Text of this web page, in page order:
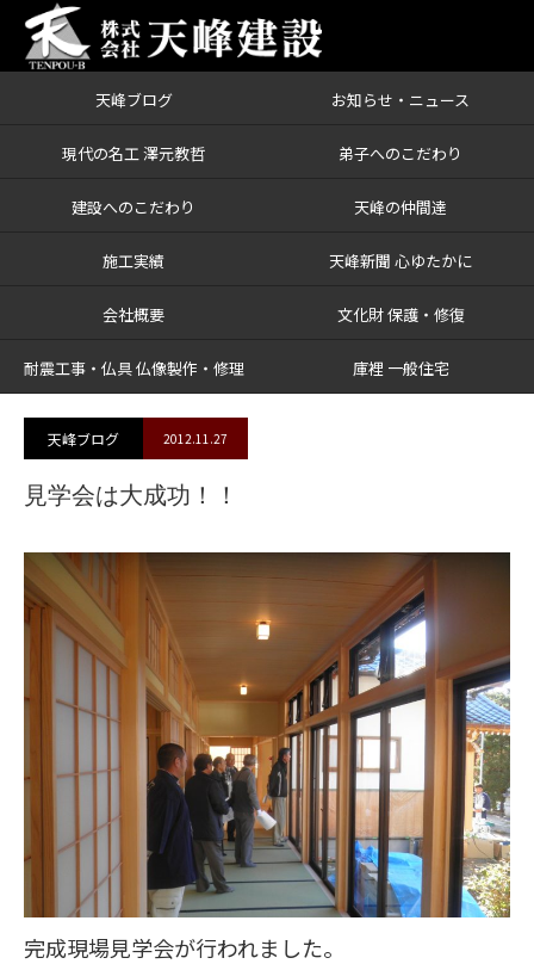
天峰ブログ お知らせ・ニュース
現代の名工 澤元教哲 弟子へのこだわり
建設へのこだわり 天峰の仲間達
施工実績 天峰新聞 心ゆたかに
会社概要 文化財 保護・修復
耐震工事・仏具 仏像製作・修理 庫裡 一般住宅
ブログ 見学会は大成功！！
天峰ブログ 2012.11.27
見学会は大成功！！
完成現場見学会が行われました。